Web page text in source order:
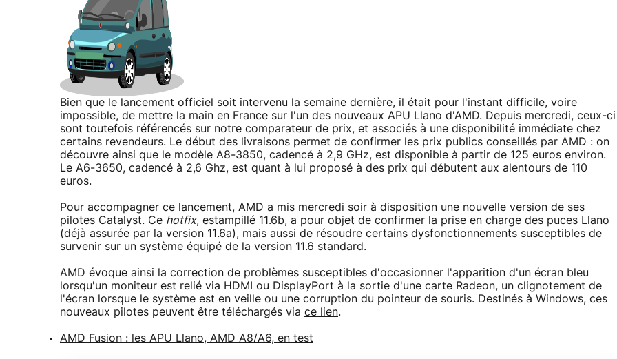
Bien que le lancement officiel soit intervenu la semaine dernière, il était pour l'instant difficile, voire
impossible, de mettre la main en France sur l'un des nouveaux APU Llano d'AMD. Depuis mercredi, ceux-ci
sont toutefois référencés sur notre comparateur de prix, et associés à une disponibilité immédiate chez
certains revendeurs. Le début des livraisons permet de confirmer les prix publics conseillés par AMD : on
découvre ainsi que le modèle A8-3850, cadencé à 2,9 GHz, est disponible à partir de 125 euros environ.
Le A6-3650, cadencé à 2,6 Ghz, est quant à lui proposé à des prix qui débutent aux alentours de 110
euros.
Pour accompagner ce lancement, AMD a mis mercredi soir à disposition une nouvelle version de ses
pilotes Catalyst. Ce hotfix, estampillé 11.6b, a pour objet de confirmer la prise en charge des puces Llano
(déjà assurée par la version 11.6a), mais aussi de résoudre certains dysfonctionnements susceptibles de
survenir sur un système équipé de la version 11.6 standard.
AMD évoque ainsi la correction de problèmes susceptibles d'occasionner l'apparition d'un écran bleu
lorsqu'un moniteur est relié via HDMI ou DisplayPort à la sortie d'une carte Radeon, un clignotement de
l'écran lorsque le système est en veille ou une corruption du pointeur de souris. Destinés à Windows, ces
nouveaux pilotes peuvent être téléchargés via ce lien.
AMD Fusion : les APU Llano, AMD A8/A6, en test